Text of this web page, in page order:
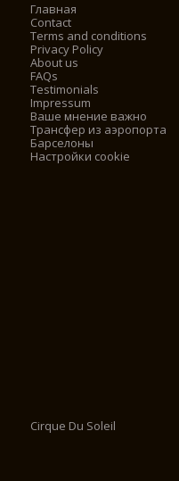
Главная
Contact
Terms and conditions
Privacy Policy
About us
FAQs
Testimonials
Impressum
Ваше мнение важно
Трансфер из аэропорта
Барселоны
Настройки cookie
Cirque Du Soleil